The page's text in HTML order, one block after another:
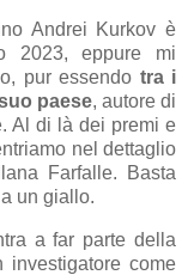
Andrei Kurkov è
2023, eppure mi
pur essendo tra i
paese, autore di
Al di là dei premi e
nel dettaglio
Farfalle. Basta
un giallo.
a far parte della
come